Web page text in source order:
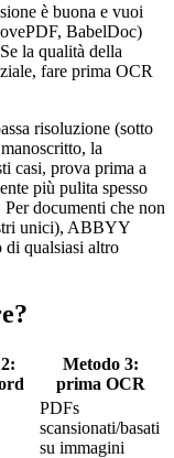
è buona e vuoi
BabelDoc)
la qualità della
fare prima OCR
risoluzione (sotto
la
casi, prova prima a
più pulita spesso
documenti che non
unici), ABBYY
di qualsiasi altro
Metodo 3:
prima OCR
PDFs
scansionati/basati
su immagini